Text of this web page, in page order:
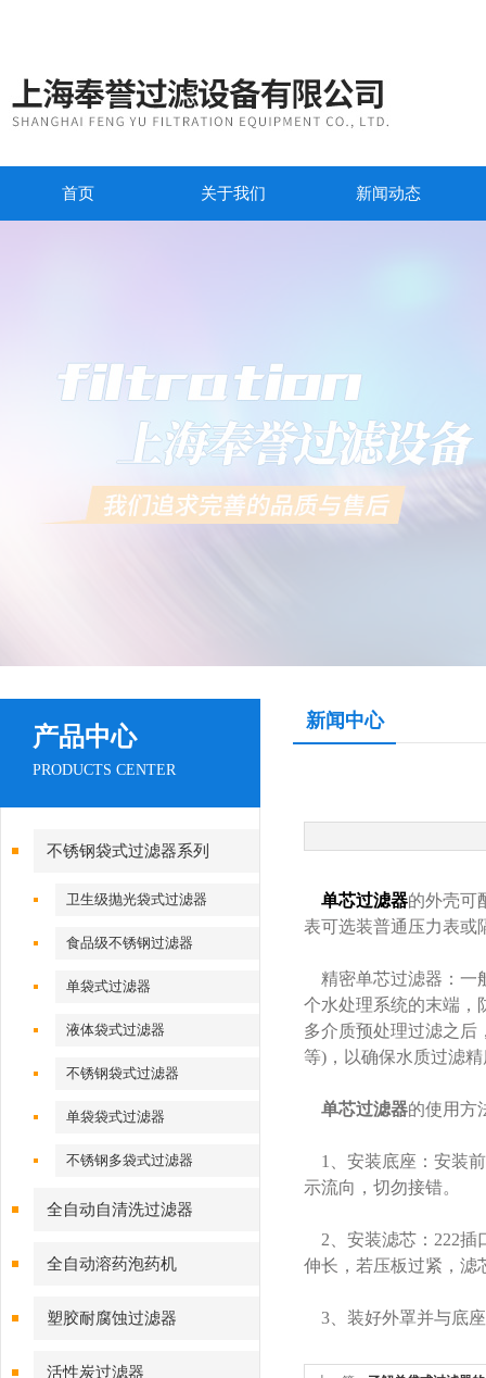
首页 关于我们 新闻动态
产品中心
PRODUCTS CENTER
不锈钢袋式过滤器系列
卫生级抛光袋式过滤器
食品级不锈钢过滤器
单袋式过滤器
液体袋式过滤器
不锈钢袋式过滤器
单袋袋式过滤器
不锈钢多袋式过滤器
全自动自清洗过滤器
全自动溶药泡药机
塑胶耐腐蚀过滤器
活性炭过滤器
新闻中心
单芯过滤器的外壳可
表可选装普通压力表或
精密单芯过滤器：一
个水处理系统的末端，
多介质预处理过滤之后
等)，以确保水质过滤
单芯过滤器的使用方
1、安装底座：安装
示流向，切勿接错。
2、安装滤芯：222插
伸长，若压板过紧，滤
3、装好外罩并与底